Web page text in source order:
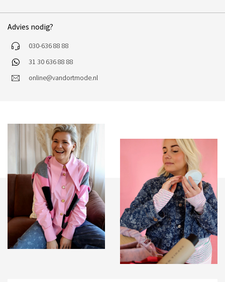
Advies nodig?
030-636 88 88
31 30 636 88 88
online@vandortmode.nl